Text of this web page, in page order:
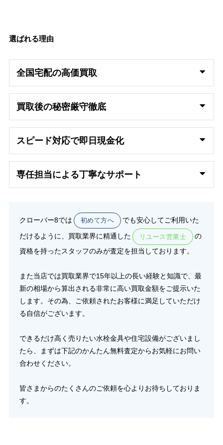
選ばれる理由
全国宅配の高価買取
買取後の秘密厳守徹底
スピード対応で即日 現金化
専任担当による丁寧なサポート
クローバー8では 初めて方へ でも安心してご利用いた
だけるように、買取業界に精通した リユース営業士
の
資格を持ったスタッフのみが査定を担当しております。
また当店では買取業界で15年以上の長い経験と知識で、最
新の相場から算出される非常に高い買取金額をご提示いた
します。その為、ご依頼されたお客様に満足していただけ
る自信がございます。
できるだけ高く売りたい水栓金具や住宅設備がございまし
たら、まずは下記のかんたん無料査定からお気軽にお問い
合わせください。
皆さまからのたくさんのご依頼を心よりお待ちしておりま
す。